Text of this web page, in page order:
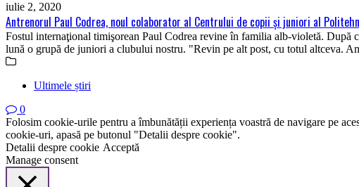
iulie 2, 2020
Antrenorul Paul Codrea, noul colaborator al Centrului de copii şi juniori al
Fostul internaţional timişorean Paul Codrea revine în familia alb-violetă. După
lună o grupă de juniori a clubului nostru. "Revin pe alt post, cu totul altceva.
Ultimele știri
0
Folosim cookie-urile pentru a îmbunătății experiența voastră de navigare pe
cookie-uri, apasă pe butonul "Detalii despre cookie".
Detalii despre cookie Acceptă
Manage consent